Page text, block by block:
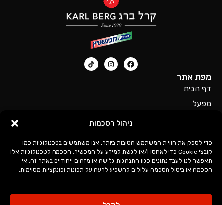
ניהול הסכמות
כדי לספק את חוויות המשתמש הטובות ביותר, אנו משתמשים בטכנולוגיות כמו
קובצי Cookie כדי לאחסן ו/או לגשת למידע על המכשיר. הסכמה לטכנולוגיות אלו
תאפשר לנו לעבד נתונים כגון התנהגות גלישה או מזהים ייחודיים באתר זה. אי
הסכמה או ביטול הסכמה עלולים להשפיע לרעה על תכונות ופונקציות מסוימות.
מפת אתר
דף הבית
מפעל
כל המוצרים של קרל ברג
לינקים חשובים
מדיניות פרטיות
הצהרת נגישות